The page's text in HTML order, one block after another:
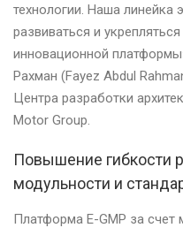
технологии. Наша линейка
развиваться и
инновационной
Рахман (Fayez Abdul
Центра разработки
Motor Group.
Повышение гибкости
модульности и
Платформа E-GMP за счет